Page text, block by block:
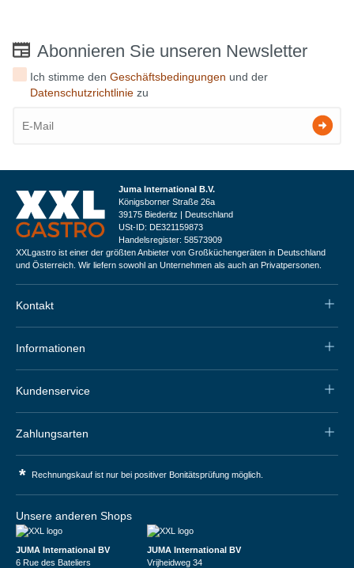
Abonnieren Sie unseren Newsletter
Ich stimme denGeschäftsbedingungen und der
Datenschutzrichtlinie zu
Juma International B.V.
Königsborner Straße 26a
39175 Biederitz | Deutschland
USt-ID: DE321159873
Handelsregister: 58573909
XXLgastro ist einer der größten Anbieter von Großküchengeräten in Deutschland
und Österreich. Wir liefern sowohl an Unternehmen als auch an Privatpersonen.
Kontakt
Informationen
Kundenservice
Zahlungsarten
* Rechnungskauf ist nur bei positiver Bonitätsprüfung möglich.
Unsere anderen Shops
JUMA International BV
6 Rue des Bateliers
JUMA International BV
Vrijheidweg 34